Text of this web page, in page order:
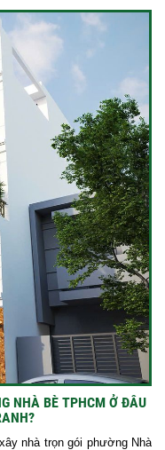
NHÀ BÈ TPHCM Ở ĐÂU
nhà trọn gói phường Nhà